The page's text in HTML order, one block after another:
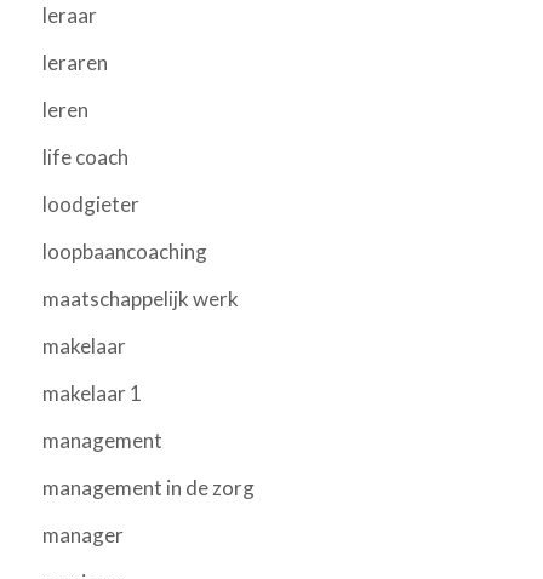
leraar
leraren
leren
life coach
loodgieter
loopbaancoaching
maatschappelijk werk
makelaar
makelaar 1
management
management in de zorg
manager